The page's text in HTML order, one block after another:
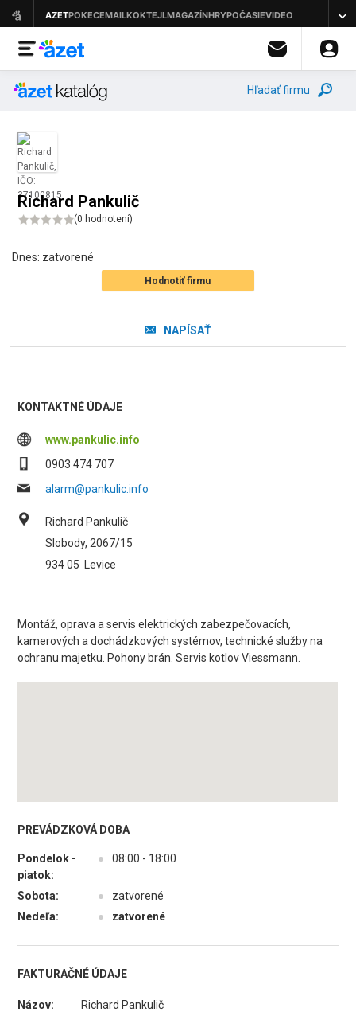
Hľadať firmu
Richard Pankulič
(0 hodnotení)
Dnes: zatvorené
Hodnotiť firmu
NAPÍSAŤ
KONTAKTNÉ ÚDAJE
www.pankulic.info
0903 474 707
alarm@pankulic.info
Richard Pankulič
Slobody, 2067/15
934 05
Levice
Montáž, oprava a servis elektrických zabezpečovacích,
kamerových a dochádzkových systémov, technické služby na
ochranu majetku. Pohony brán. Servis kotlov Viessmann.
PREVÁDZKOVÁ DOBA
Pondelok -
piatok:
● 08:00 - 18:00
Sobota: ●
zatvorené
Nedeľa:
● zatvorené
FAKTURAČNÉ ÚDAJE
Názov:
Richard Pankulič